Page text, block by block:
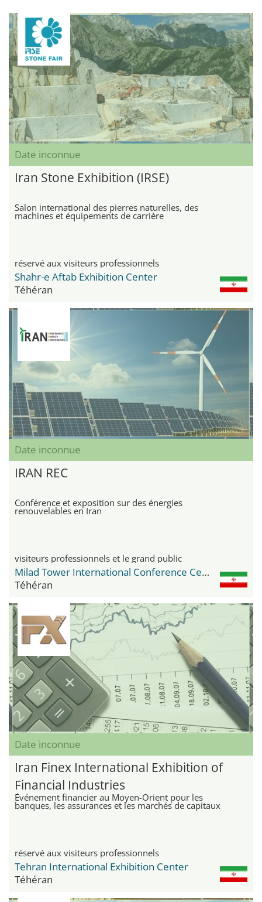
Date inconnue
Iran Stone Exhibition (IRSE)
Salon international des pierres naturelles, des
machines et équipements de carrière
réservé aux visiteurs professionnels
Shahr-e Aftab Exhibition Center
Téhéran
Date inconnue
IRAN REC
Conférence et exposition sur des énergies
renouvelables en Iran
visiteurs professionnels et le grand public
Milad Tower International Conference Center
Téhéran
Date inconnue
Iran Finex International Exhibition of
Financial Industries
Événement financier au Moyen-Orient pour les
banques, les assurances et les marchés de capitaux
réservé aux visiteurs professionnels
Tehran International Exhibition Center
Téhéran